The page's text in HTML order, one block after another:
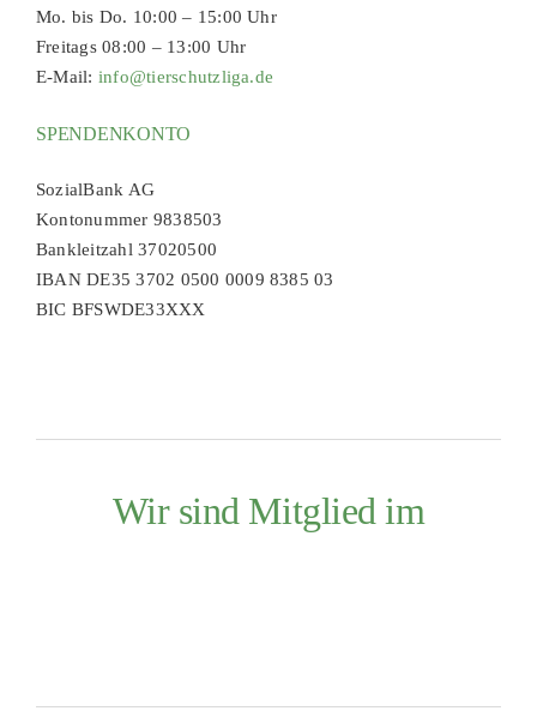
Mo. bis Do. 10:00 – 15:00 Uhr
Freitags 08:00 – 13:00 Uhr
E-Mail: info@tierschutzliga.de
SPENDENKONTO
SozialBank AG
Kontonummer 9838503
Bankleitzahl 37020500
IBAN DE35 3702 0500 0009 8385 03
BIC BFSWDE33XXX
Wir sind Mitglied im